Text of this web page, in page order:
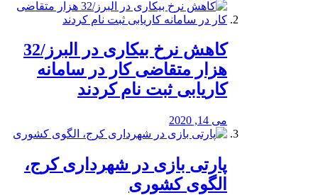
کاهش نرخ بیکاری در البرز/32
هزار متقاضی کار در سامانه
کاریابی ثبت نام کردند
می 14, 2020
پارتی بازی در شهرداری کرج،
الگوی کشوری